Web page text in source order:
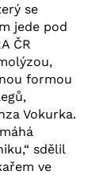
se
jede pod
ČR
formou
Vokurka.
sdělil
ve